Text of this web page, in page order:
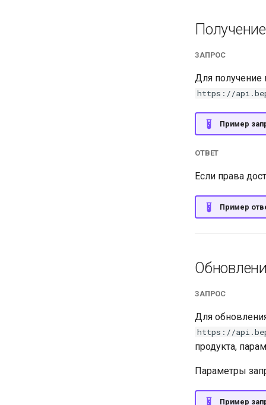
ЗАПРОС
Для получение
https://
Пример
ОТВЕТ
Если права
Пример
ЗАПРОС
Для
https://
продукта,
Параметры
Пример